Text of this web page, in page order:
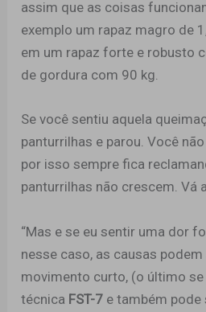
assim que as coisas
exemplo um rapaz magro de
em um rapaz forte e robusto
de gordura com 90 kg.
Se você sentiu aquela
panturrilhas e parou. Você
por isso sempre fica
panturrilhas não crescem. Vá
“Mas e se eu sentir uma dor
nesse caso, as causas
movimento curto, (o último
técnica FST-7 e também pode